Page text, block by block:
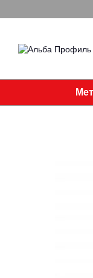
Перейти к